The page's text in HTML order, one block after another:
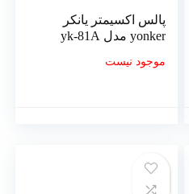
پالس اکسیمتر یانکر
yonker مدل yk-81A
موجود نیست